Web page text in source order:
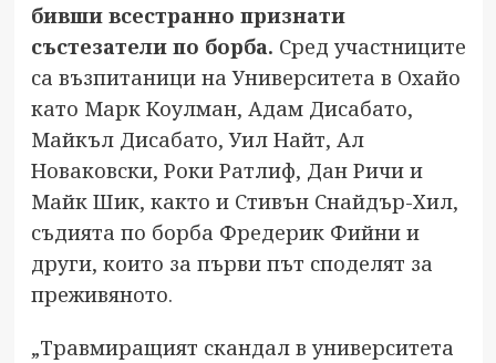
бивши всестранно признати
състезатели по борба. Сред участниците
са възпитаници на Университета в Охайо
като Марк Коулман, Адам Дисабато,
Майкъл Дисабато, Уил Найт, Ал
Новаковски, Роки Ратлиф, Дан Ричи и
Майк Шик, както и Стивън Снайдър-Хил,
съдията по борба Фредерик Фийни и
други, които за първи път споделят за
преживяното.
„Травмиращият скандал в университета